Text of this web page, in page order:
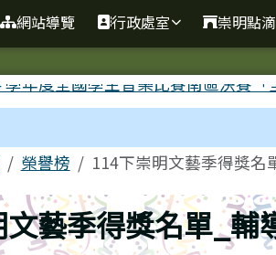
國民小學
網站導覽 行政處室 崇明點滴
榮譽榜 114下崇明文藝季得獎
藝季得獎名單_輔